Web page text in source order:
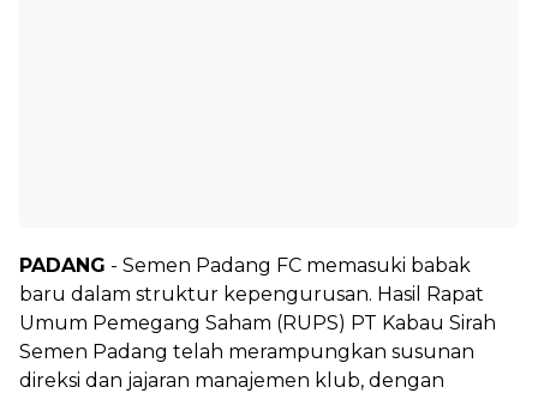
PADANG - Semen Padang FC memasuki babak
baru dalam struktur kepengurusan. Hasil Rapat
Umum Pemegang Saham (RUPS) PT Kabau Sirah
Semen Padang telah merampungkan susunan
direksi dan jajaran manajemen klub, dengan